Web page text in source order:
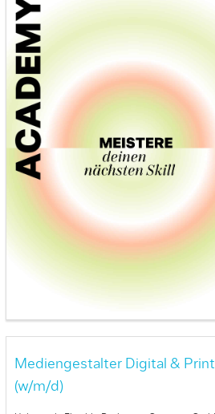
Mediengestalter Digital & Print
(w/m/d)